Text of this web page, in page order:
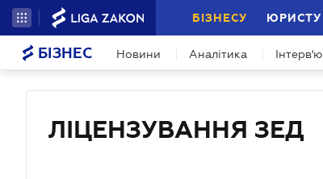
БІЗНЕСУ ЮРИСТУ
БІЗНЕС Новини Аналітика Інтерв'ю
ЛІЦЕНЗУВАННЯ ЗЕД